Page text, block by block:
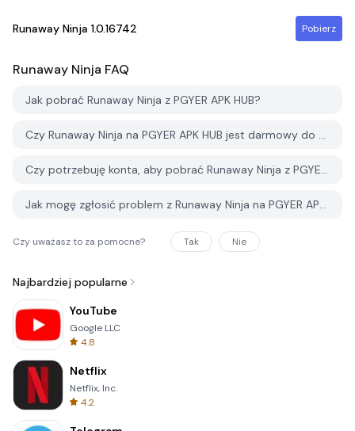
Runaway Ninja 1.0.16742 Pobierz
Runaway Ninja FAQ
Jak pobrać Runaway Ninja z PGYER APK HUB?
Czy Runaway Ninja na PGYER APK HUB jest darmowy do pobrania?
Czy potrzebuję konta, aby pobrać Runaway Ninja z PGYER APK HUB?
Jak mogę zgłosić problem z Runaway Ninja na PGYER APK HUB?
Czy uważasz to za pomocne? Tak Nie
Najbardziej popularne
YouTube
Google LLC
4.8
Netflix
Netflix, Inc.
4.2